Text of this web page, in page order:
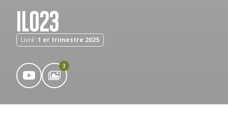
ILO23
Livré :1 er trimestre 2025
3